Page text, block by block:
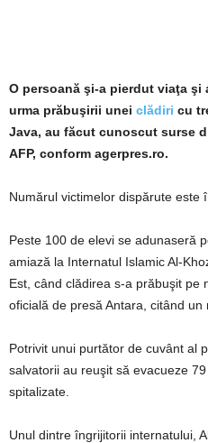
O persoană şi-a pierdut viaţa
urma prăbuşirii unei clădiri cu
Java, au făcut cunoscut surse
AFP, conform agerpres.ro.
Numărul victimelor dispărute este
Peste 100 de elevi se adunaseră
amiază la Internatul Islamic Al-
Est, când clădirea s-a prăbuşit pe
oficială de presă Antara, citând un
Potrivit unui purtător de cuvânt al
salvatorii au reuşit să evacueze
spitalizate.
Unul dintre îngrijitorii internatului,